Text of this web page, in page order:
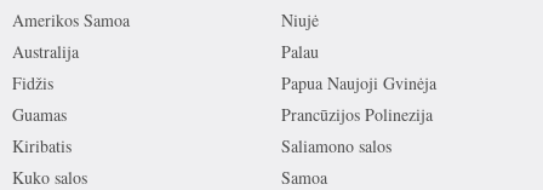
Amerikos Samoa
Australija
Fidžis
Guamas
Kiribatis
Kuko salos
Niujė
Palau
Papua Naujoji Gvinėja
Prancūzijos Polinezija
Saliamono salos
Samoa